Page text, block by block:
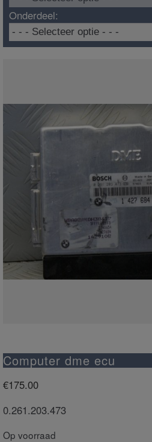
Onderdeel:
Computer dme ecu
€175.00
0.261.203.473
Op voorraad